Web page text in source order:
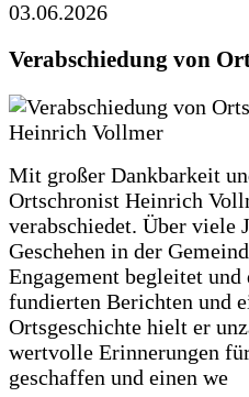
03.06.2026
Verabschiedung von
Mit großer Dankbarkeit
Ortschronist Heinrich
verabschiedet. Über viele
Geschehen in der
Engagement begleitet
fundierten Berichten und
Ortsgeschichte hielt er
wertvolle Erinnerungen
geschaffen und einen we